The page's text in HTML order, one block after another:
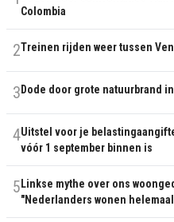
Colombia
2Treinen rijden weer tussen
3 Dode door grote natuurbrand
4Uitstel voor je
vóór 1 september binnen is
5 Linkse mythe over ons
"Nederlanders wonen